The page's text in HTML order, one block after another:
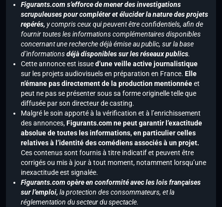
Figurants.com s’efforce de mener des investigations
scrupuleuses pour compléter et élucider la nature des projets
repérés, y compris ceux qui peuvent être confidentiels, afin de
fournir toutes les informations complémentaires disponibles
concernant une recherche déjà émise au public, sur la base
d’informationsdéjà disponibles sur les réseaux publics.
Cette annonce est issued’une veille active journalistique
sur les projets audiovisuels en préparation en France. Elle
n’émane pas directement de la production mentionnéeet
peut ne pas se présenter sous sa forme originelle telle que
diffusée par son directeur de casting.
Malgré le soin apporté à la vérification et à l’enrichissement
des annonces,Figurants.com ne peut garantir l’exactitude
absolue de toutes les informations, en particulier celles
relatives à l’identité des comédiens associés à un projet.
Ces contenus sont fournis à titre indicatif et peuvent être
corrigés ou mis à jour à tout moment, notamment lorsqu’une
inexactitude est signalée.
Figurants.com opère en conformité avec les lois françaises
sur l’emploi, la protection des consommateurs, et la
réglementation du secteur du spectacle.